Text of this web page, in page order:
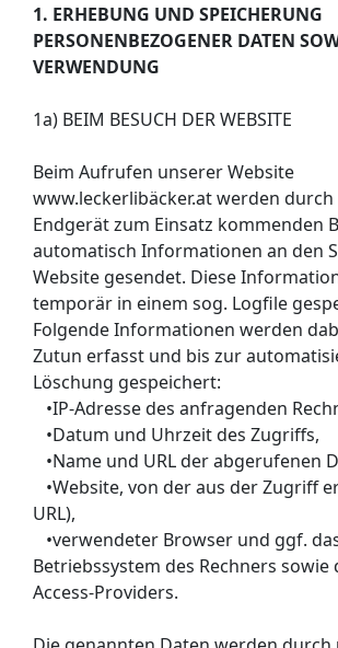
1. ERHEBUNG UND SPEICHERUNG
PERSONENBEZOGENER DATEN
VERWENDUNG
1a) BEIM BESUCH DER WEBSITE
Beim Aufrufen unserer Website
www.leckerlibäcker.at werden
Endgerät zum Einsatz kommenden
automatisch Informationen an den
Website gesendet. Diese
temporär in einem sog. Logfile
Folgende Informationen werden
Zutun erfasst und bis zur
Löschung gespeichert:
•IP-Adresse des anfragenden
•Datum und Uhrzeit des Zugriffs,
•Name und URL der abgerufenen
•Website, von der aus der Zugriff
URL),
•verwendeter Browser und ggf.
Betriebssystem des Rechners sowie
Access-Providers.